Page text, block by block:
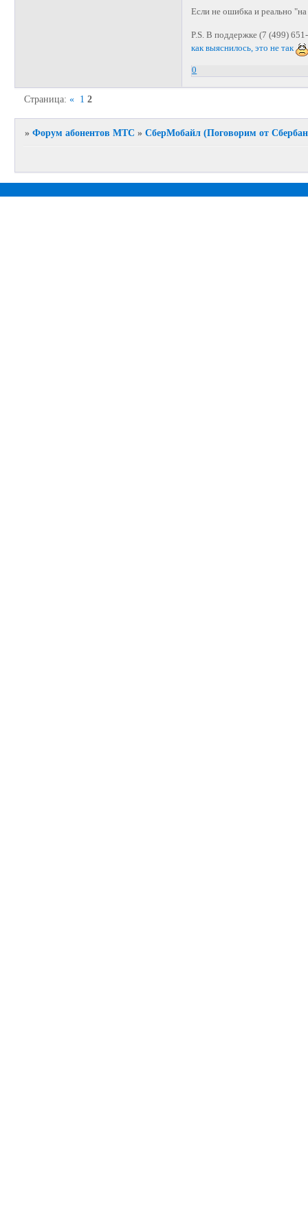
Если не ошибка и реально
P.S. В поддержке (7 (499)
как выяснилось, это не так
0
Страница:« 1 2
»Форум абонентов МТС »СберМобайл (Поговорим от